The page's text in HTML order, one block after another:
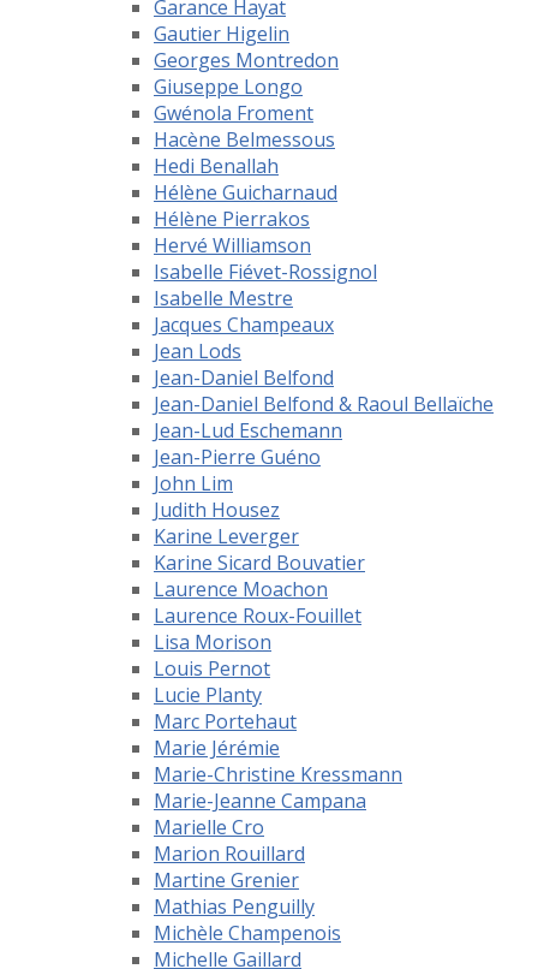
Garance Hayat
Gautier Higelin
Georges Montredon
Giuseppe Longo
Gwénola Froment
Hacène Belmessous
Hedi Benallah
Hélène Guicharnaud
Hélène Pierrakos
Hervé Williamson
Isabelle Fiévet-Rossignol
Isabelle Mestre
Jacques Champeaux
Jean Lods
Jean-Daniel Belfond
Jean-Daniel Belfond & Raoul Bellaïche
Jean-Lud Eschemann
Jean-Pierre Guéno
John Lim
Judith Housez
Karine Leverger
Karine Sicard Bouvatier
Laurence Moachon
Laurence Roux-Fouillet
Lisa Morison
Louis Pernot
Lucie Planty
Marc Portehaut
Marie Jérémie
Marie-Christine Kressmann
Marie-Jeanne Campana
Marielle Cro
Marion Rouillard
Martine Grenier
Mathias Penguilly
Michèle Champenois
Michelle Gaillard